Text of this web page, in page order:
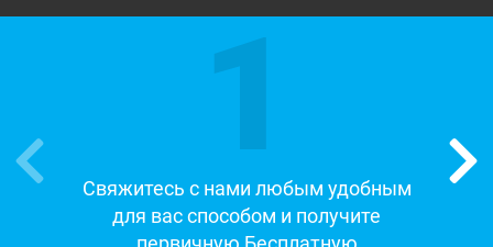
1
Свяжитесь с нами любым удобным
для вас способом и получите